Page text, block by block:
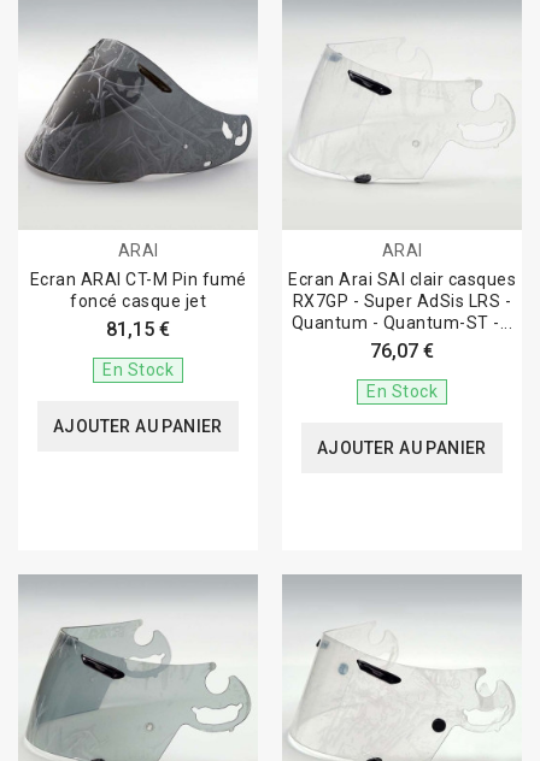
ARAI
Ecran ARAI CT-M Pin fumé
foncé casque jet
81,15 €
En Stock
AJOUTER AU PANIER
ARAI
Ecran Arai SAI clair casques
RX7GP - Super AdSis LRS -
Quantum - Quantum-ST -...
76,07 €
En Stock
AJOUTER AU PANIER